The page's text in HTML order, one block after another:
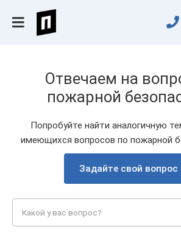
Отвечаем на
пожарной
Попробуйте найти аналогичную
имеющихся вопросов по пожарной
Задайте свой вопрос